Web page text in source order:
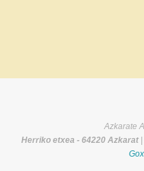
Azkarate
Herriko etxea - 64220 Azkarat|